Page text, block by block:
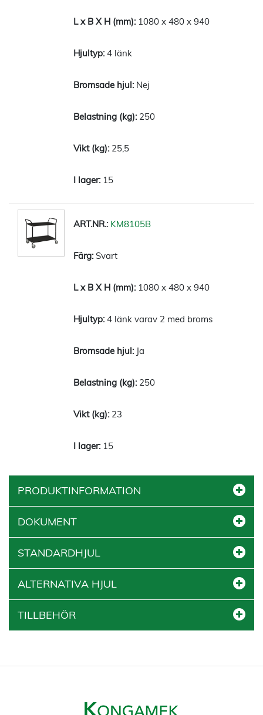
1080 x 480 x 940
4 länk
Nej
250
25,5
15
KM8105B
Svart
1080 x 480 x 940
4 länk varav 2 med broms
Ja
250
23
15
PRODUKTINFORMATION
DOKUMENT
STANDARDHJUL
ALTERNATIVA HJUL
TILLBEHÖR